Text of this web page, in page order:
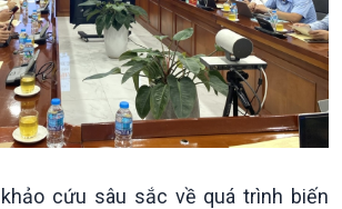
Nông nghiệp & Biển đảo
Tin Nông nghiệp & Biển
đảo
Biển đảo Việt Nam
cứu sâu sắc về quá trình biến